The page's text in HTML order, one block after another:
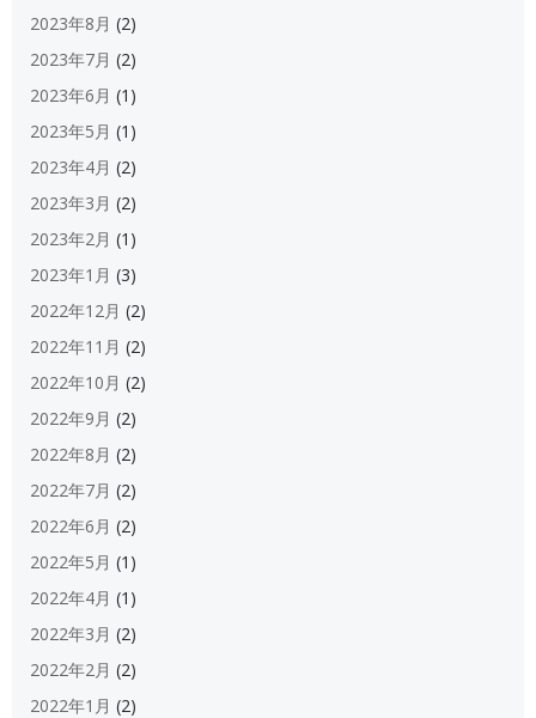
2023年8月 (2)
2023年7月 (2)
2023年6月 (1)
2023年5月 (1)
2023年4月 (2)
2023年3月 (2)
2023年2月 (1)
2023年1月 (3)
2022年12月 (2)
2022年11月 (2)
2022年10月 (2)
2022年9月 (2)
2022年8月 (2)
2022年7月 (2)
2022年6月 (2)
2022年5月 (1)
2022年4月 (1)
2022年3月 (2)
2022年2月 (2)
2022年1月 (2)